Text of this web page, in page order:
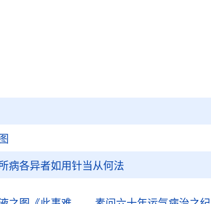
病各异者如用针当从何法